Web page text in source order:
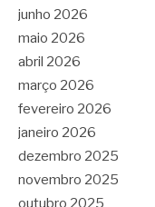
junho 2026
maio 2026
abril 2026
março 2026
fevereiro 2026
janeiro 2026
dezembro 2025
novembro 2025
outubro 2025